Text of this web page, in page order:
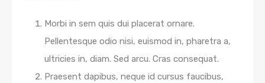
Morbi in sem quis dui placerat ornare.
Pellentesque odio nisi, euismod in, pharetra a,
ultricies in, diam. Sed arcu. Cras consequat.
Praesent dapibus, neque id cursus faucibus,